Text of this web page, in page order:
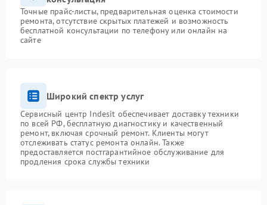
Точные прайс-листы, предварительная оценка стоимости
ремонта, отсутствие скрытых платежей и возможность
бесплатной консультации по телефону или онлайн на
сайте
Широкий спектр услуг
Сервисный центр Indesit обеспечивает доставку техники
по всей РФ, бесплатную диагностику и качественный
ремонт, включая срочный ремонт. Клиенты могут
отслеживать статус ремонта онлайн. Также
предоставляется постгарантийное обслуживание для
продления срока службы техники